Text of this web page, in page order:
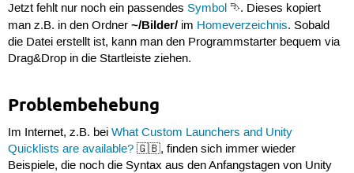
StartupWMClass=ubuntuusers.de
[Desktop Action Forum]
Exec=xdg-open https://forum.ubuntuusers.de/
[Desktop Action EigeneBeitraege]
Name=Forum :: Eigene Beiträge
Jetzt fehlt nur noch ein passendes Symbol⮷. Dieses kopiert
man z.B. in den Ordner ~/Bilder/im Homeverzeichnis. Sobald
die Datei erstellt ist, kann man den Programmstarter bequem via
Drag&Drop in die Startleiste ziehen.
Problembehebung
Im Internet, z.B. bei What Custom Launchers and Unity
Quicklists are available?🇬🇧, finden sich immer wieder
Beispiele, die noch die Syntax aus den Anfangstagen von Unity